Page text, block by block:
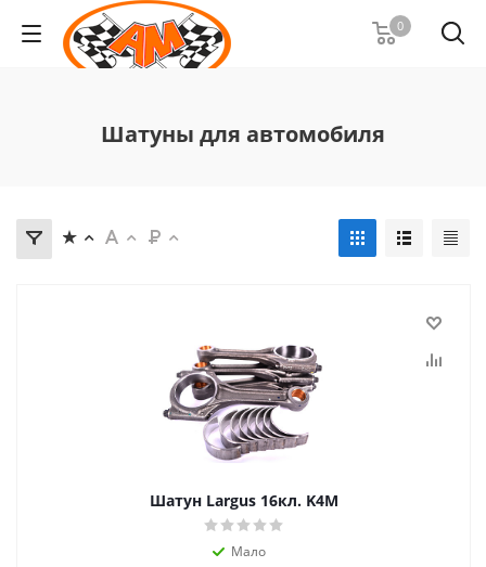
0
Шатуны для автомобиля
Шатун Largus 16кл. K4M
Мало